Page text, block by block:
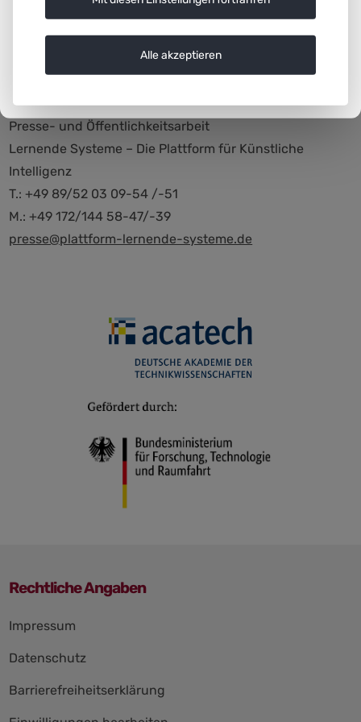
eine redaktionelle Kontrolle von Inhalten.
Linda Treugut / Birgit Obermeier
Presse- und Öffentlichkeitsarbeit
Lernende Systeme – Die Plattform für Künstliche
Intelligenz
T.: +49 89/52 03 09-54 /-51
M.: +49 172/144 58-47/-39
presse@plattform-lernende-systeme.de
Rechtliche Angaben
überspringen
Impressum
Datenschutz
Barrierefreiheitserklärung
Alle akzeptieren